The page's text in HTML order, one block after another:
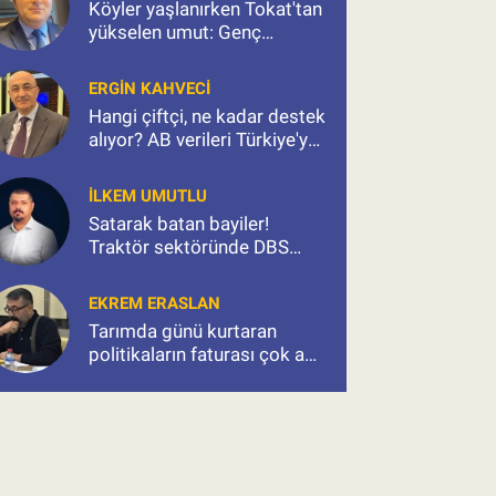
Köyler yaşlanırken Tokat'tan
yükselen umut: Genç
ERGIN KAHVECI
Hangi çiftçi, ne kadar destek
alıyor? AB verileri Türkiye'ye
İLKEM UMUTLU
Satarak batan bayiler!
Traktör sektöründe DBS
EKREM ERASLAN
Tarımda günü kurtaran
politikaların faturası çok ağır